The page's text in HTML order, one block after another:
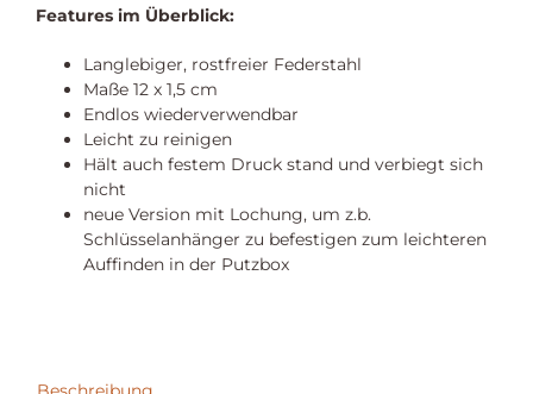
Features im Überblick:
Langlebiger, rostfreier Federstahl
Maße 12 x 1,5 cm
Endlos wiederverwendbar
Leicht zu reinigen
Hält auch festem Druck stand und verbiegt sich
nicht
neue Version mit Lochung, um z.b.
Schlüsselanhänger zu befestigen zum leichteren
Auffinden in der Putzbox